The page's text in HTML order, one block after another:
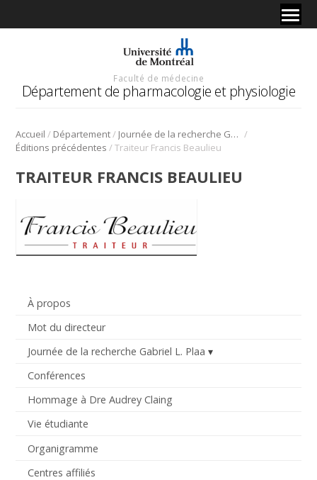
Faculté de médecine
Département de pharmacologie et physiologie
Accueil / Département/ Journée de la recherche Gabriel L. Plaa /
Éditions précédentes /Traiteur Francis Beaulieu
À propos
Mot du directeur
Journée de la recherche Gabriel L. Plaa
Conférences
Hommage à Dre Audrey Claing
Vie étudiante
Organigramme
Centres affiliés
TRAITEUR FRANCIS BEAULIEU